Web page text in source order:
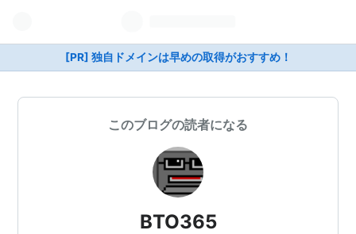
[PR] 独自ドメインは早めの取得がおすすめ！
このブログの読者になる
BTO365